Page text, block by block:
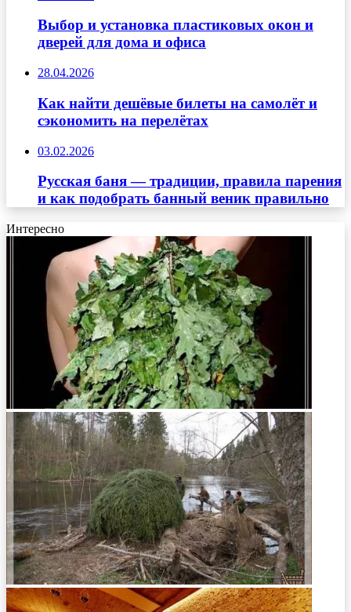
Выбор и установка пластиковых окон и
дверей для дома и офиса
28.04.2026
Как найти дешёвые билеты на самолёт и
сэкономить на перелётах
03.02.2026
Русская баня — традиции, правила парения
и как подобрать банный веник правильно
Интересно